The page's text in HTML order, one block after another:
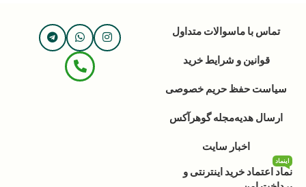
تماس با ماسوالات متداول
قوانین و شرایط خرید
سیاست حفظ حریم خصوصی
ارسال هدیهمجله گوهرآکس
اخبار سایت
نماد اعتماد خرید اینترنتی و
اینماد